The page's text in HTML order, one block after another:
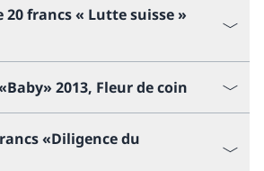
20 francs « Lutte suisse »
2013, Fleur de coin
«Diligence du